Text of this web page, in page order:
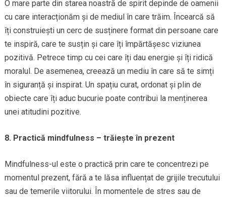
O mare parte din starea noastră de spirit depinde de oamenii
cu care interacționăm și de mediul în care trăim. Încearcă să
îți construiești un cerc de susținere format din persoane care
te inspiră, care te susțin și care îți împărtășesc viziunea
pozitivă. Petrece timp cu cei care îți dau energie și îți ridică
moralul. De asemenea, creează un mediu în care să te simți
în siguranță și inspirat. Un spațiu curat, ordonat și plin de
obiecte care îți aduc bucurie poate contribui la menținerea
unei atitudini pozitive.
8. Practică mindfulness – trăiește în prezent
Mindfulness-ul este o practică prin care te concentrezi pe
momentul prezent, fără a te lăsa influențat de grijile trecutului
sau de temerile viitorului. În momentele de stres sau de